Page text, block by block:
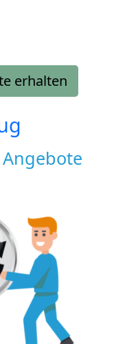
erhalten